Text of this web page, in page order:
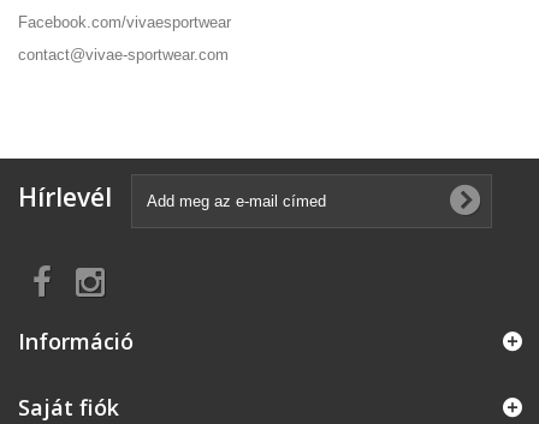
Facebook.com/vivaesportwear
contact@vivae-sportwear.com
Hírlevél
Információ
Saját fiók